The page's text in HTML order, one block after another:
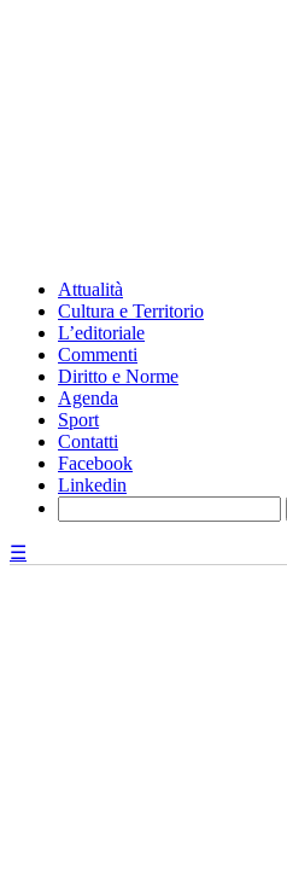
Attualità
Cultura e Territorio
L’editoriale
Commenti
Diritto e Norme
Agenda
Sport
Contatti
Facebook
Linkedin
☰